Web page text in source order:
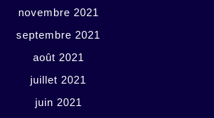
novembre 2021
septembre 2021
août 2021
juillet 2021
juin 2021